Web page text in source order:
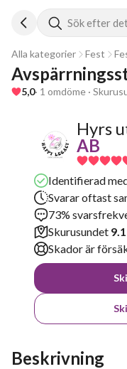
Sök efter
Alla kategorier Fest
5,0· 1 omdöme ·
Hyrs
AB
Identifierad
Svarar oftast
73%
Skurusundet
Skador är
Beskrivning